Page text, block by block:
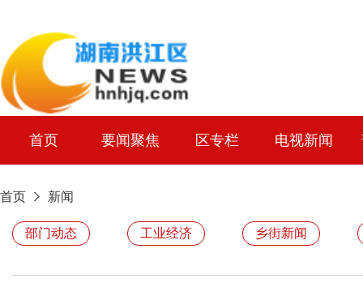
首页 要闻聚焦 区专栏 电视新闻
首页 新闻
部门动态 工业经济 乡街新闻